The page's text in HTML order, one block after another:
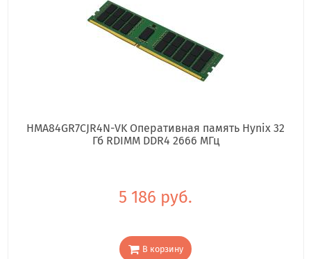
HMA84GR7CJR4N-VK Оперативная память Hynix 32
Гб RDIMM DDR4 2666 МГц
5 186 руб.
В корзину